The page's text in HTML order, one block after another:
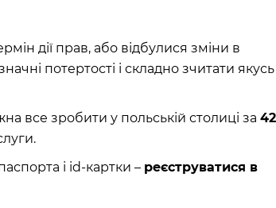
дії прав, або відбулися зміни в
потертості і складно зчитати якусь
все зробити у польській столиці за
і id-картки – реєструватися в